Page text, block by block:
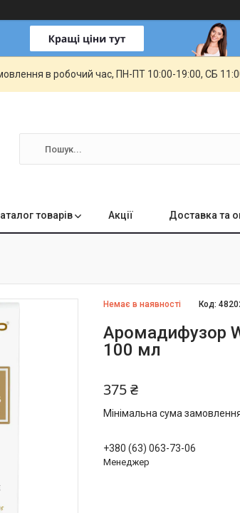
в робочий час, ПН-ПТ 10:00-19:00, СБ
товарів Акції Доставка та
Немає в наявності Код:
Аромадифузор
100 мл
375 ₴
Мінімальна сума
+380 (63) 063-73-06
Менеджер